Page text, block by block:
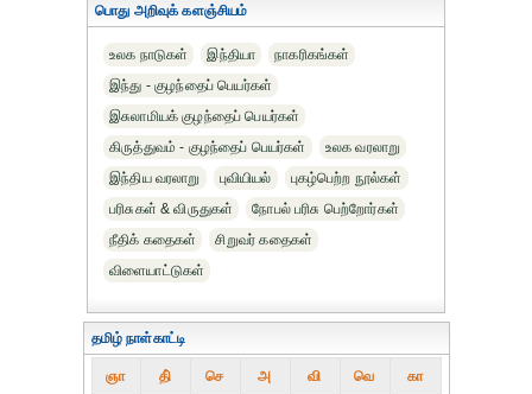
பொது அறிவுக் களஞ்சியம்
உலக நாடுகள் இந்தியா
நாகரிகங்கள்
இந்து - குழந்தைப் பெயர்கள்
இசுலாமியக் குழந்தைப் பெயர்கள்
கிருத்துவம் - குழந்தைப் பெயர்கள்
உலக வரலாறு
இந்திய வரலாறு
புவியியல்
புகழ்பெற்ற நூல்கள்
பரிசுகள் & விருதுகள்
நோபல் பரிசு‎ பெற்றோர்‎கள்
நீதிக் கதைகள்
சிறுவர் கதைகள்
விளையாட்டுகள்
தமிழ் நாள்காட்டி
ஞா தி் செ அ வி வெ கா